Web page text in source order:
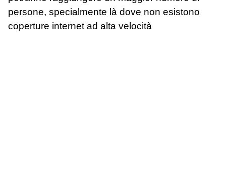
persone, specialmente là dove non esistono
coperture internet ad alta velocità